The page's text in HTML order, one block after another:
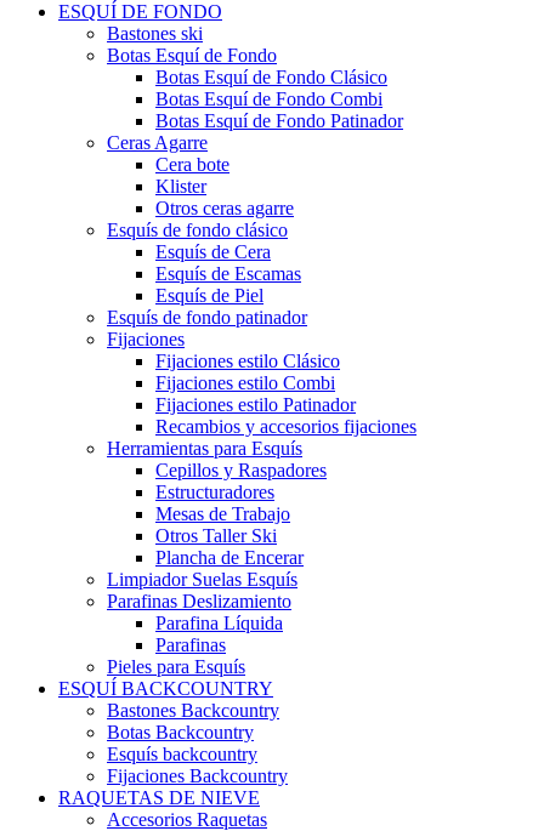
ESQUÍ DE FONDO
Bastones ski
Botas Esquí de Fondo
Botas Esquí de Fondo Clásico
Botas Esquí de Fondo Combi
Botas Esquí de Fondo Patinador
Ceras Agarre
Cera bote
Klister
Otros ceras agarre
Esquís de fondo clásico
Esquís de Cera
Esquís de Escamas
Esquís de Piel
Esquís de fondo patinador
Fijaciones
Fijaciones estilo Clásico
Fijaciones estilo Combi
Fijaciones estilo Patinador
Recambios y accesorios fijaciones
Herramientas para Esquís
Cepillos y Raspadores
Estructuradores
Mesas de Trabajo
Otros Taller Ski
Plancha de Encerar
Limpiador Suelas Esquís
Parafinas Deslizamiento
Parafina Líquida
Parafinas
Pieles para Esquís
ESQUÍ BACKCOUNTRY
Bastones Backcountry
Botas Backcountry
Esquís backcountry
Fijaciones Backcountry
RAQUETAS DE NIEVE
Accesorios Raquetas